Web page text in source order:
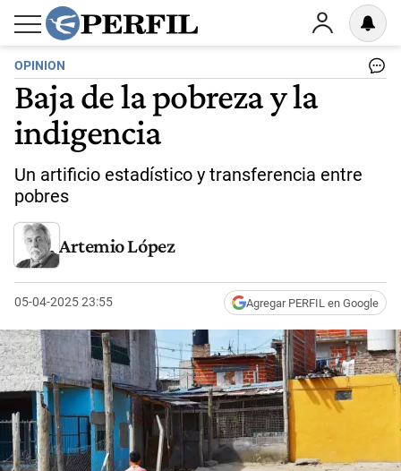
OPINION
Baja de la pobreza y la
indigencia
Un artificio estadístico y transferencia entre
pobres
Artemio López
05-04-2025 23:55 Agregar PERFIL en Google